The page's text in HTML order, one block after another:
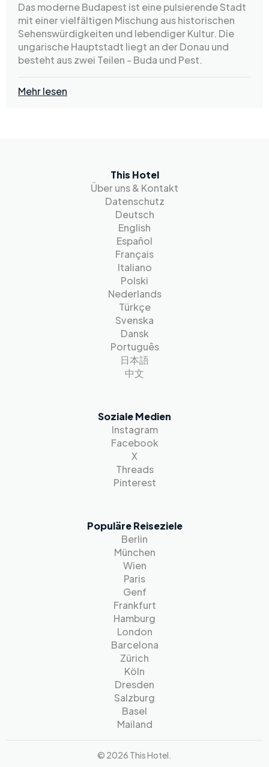
Das moderne Budapest ist eine pulsierende Stadt
mit einer vielfältigen Mischung aus historischen
Sehenswürdigkeiten und lebendiger Kultur. Die
ungarische Hauptstadt liegt an der Donau und
besteht aus zwei Teilen - Buda und Pest.
Mehr lesen
This Hotel
Über uns & Kontakt
Datenschutz
Deutsch
English
Español
Français
Italiano
Polski
Nederlands
Türkçe
Svenska
Dansk
Português
日本語
中文
Soziale Medien
Instagram
Facebook
X
Threads
Pinterest
Populäre Reiseziele
Berlin
München
Wien
Paris
Genf
Frankfurt
Hamburg
London
Barcelona
Zürich
Köln
Dresden
Salzburg
Basel
Mailand
© 2026 This Hotel.